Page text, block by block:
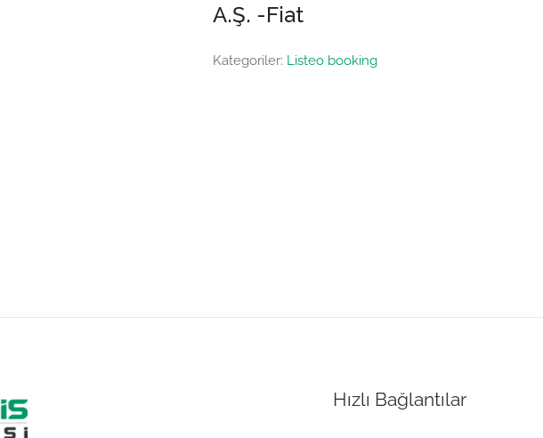
A.Ş. -Fiat
Kategoriler: Listeo booking
Hızlı Bağlantılar